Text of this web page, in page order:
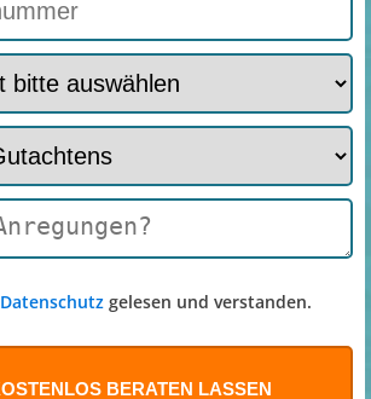
Datenschutz gelesen und verstanden.